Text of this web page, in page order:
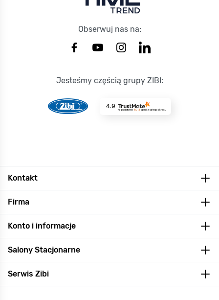
Obserwuj nas na:
Jesteśmy częścią grupy ZIBI:
4.9
Na podstawie 8713 opinii z całego okresu
Kontakt
Firma
Konto i informacje
Salony Stacjonarne
Serwis Zibi